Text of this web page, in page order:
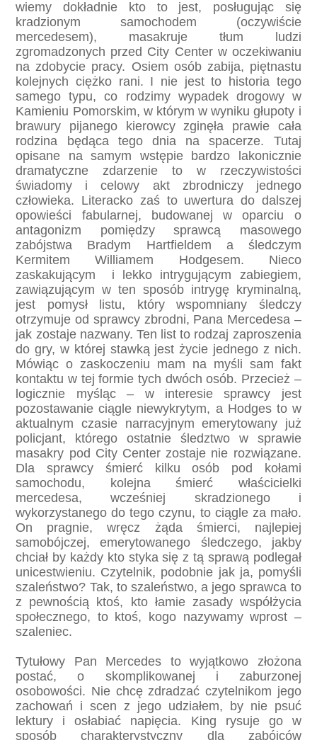
wiemy dokładnie kto to jest, posługując się
kradzionym samochodem (oczywiście
mercedesem), masakruje tłum ludzi
zgromadzonych przed City Center w oczekiwaniu
na zdobycie pracy. Osiem osób zabija, piętnastu
kolejnych ciężko rani. I nie jest to historia tego
samego typu, co rodzimy wypadek drogowy w
Kamieniu Pomorskim, w którym w wyniku głupoty i
brawury pijanego kierowcy zginęła prawie cała
rodzina będąca tego dnia na spacerze. Tutaj
opisane na samym wstępie bardzo lakonicznie
dramatyczne zdarzenie to w rzeczywistości
świadomy i celowy akt zbrodniczy jednego
człowieka. Literacko zaś to uwertura do dalszej
opowieści fabularnej, budowanej w oparciu o
antagonizm pomiędzy sprawcą masowego
zabójstwa Bradym Hartfieldem a śledczym
Kermitem Williamem Hodgesem. Nieco
zaskakującym i lekko intrygującym zabiegiem,
zawiązującym w ten sposób intrygę kryminalną,
jest pomysł listu, który wspomniany śledczy
otrzymuje od sprawcy zbrodni, Pana Mercedesa –
jak zostaje nazwany. Ten list to rodzaj zaproszenia
do gry, w której stawką jest życie jednego z nich.
Mówiąc o zaskoczeniu mam na myśli sam fakt
kontaktu w tej formie tych dwóch osób. Przecież –
logicznie myśląc – w interesie sprawcy jest
pozostawanie ciągle niewykrytym, a Hodges to w
aktualnym czasie narracyjnym emerytowany już
policjant, którego ostatnie śledztwo w sprawie
masakry pod City Center zostaje nie rozwiązane.
Dla sprawcy śmierć kilku osób pod kołami
samochodu, kolejna śmierć właścicielki
mercedesa, wcześniej skradzionego i
wykorzystanego do tego czynu, to ciągle za mało.
On pragnie, wręcz żąda śmierci, najlepiej
samobójczej, emerytowanego śledczego, jakby
chciał by każdy kto styka się z tą sprawą podlegał
unicestwieniu. Czytelnik, podobnie jak ja, pomyśli
szaleństwo? Tak, to szaleństwo, a jego sprawca to
z pewnością ktoś, kto łamie zasady współżycia
społecznego, to ktoś, kogo nazywamy wprost –
szaleniec.
Tytułowy Pan Mercedes to wyjątkowo złożona
postać, o skomplikowanej i zaburzonej
osobowości. Nie chcę zdradzać czytelnikom jego
zachowań i scen z jego udziałem, by nie psuć
lektury i osłabiać napięcia. King rysuje go w
sposób charakterystyczny dla zabójców